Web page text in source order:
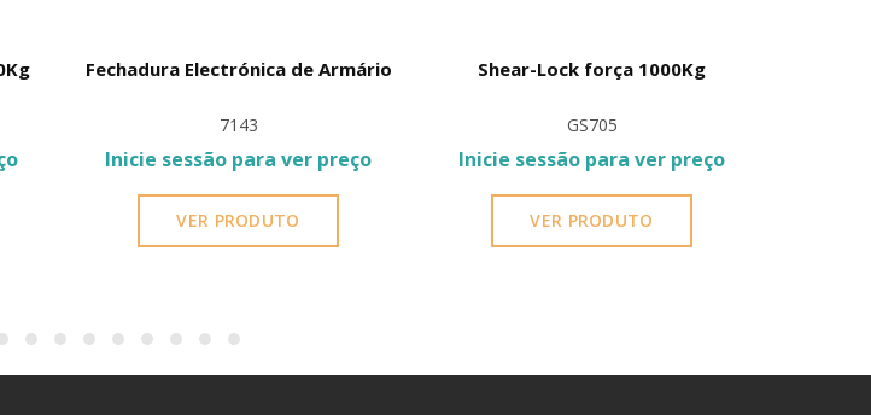
Fechadura Electrónica de Armário
7143
Inicie sessão para ver preço
VER PRODUTO
Shear-Lock força 1000Kg
GS705
Inicie sessão para ver preço
VER PRODUTO